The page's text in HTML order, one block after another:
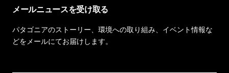
メールニュースを受け取る
パタゴニアのストーリー、環境への取り組み、イベント情報な
どをメールにてお届けします。